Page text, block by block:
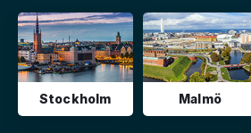
Stockholm Malmö